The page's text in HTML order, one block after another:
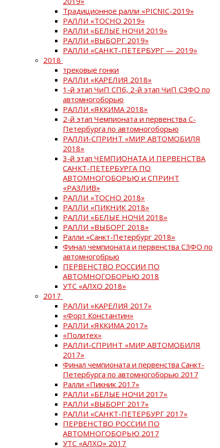
Традиционное ралли «PICNIC-2019»
РАЛЛИ «ТОСНО 2019»
РАЛЛИ «БЕЛЫЕ НОЧИ 2019»
РАЛЛИ «ВЫБОРГ 2019»
РАЛЛИ «САНКТ-ПЕТЕРБУРГ — 2019»
2018
трековые гонки
РАЛЛИ «КАРЕЛИЯ 2018»
1-й этап ЧиП СПб, 2-й этап ЧиП СЗФО по
автомногоборью
РАЛЛИ «ЯККИМА 2018»
2-й этап Чемпионата и первенства С-
Петербурга по автомногоборью
РАЛЛИ-СПРИНТ «МИР АВТОМОБИЛЯ
2018»
3-й этап ЧЕМПИОНАТА И ПЕРВЕНСТВА
САНКТ-ПЕТЕРБУРГА ПО
АВТОМНОГОБОРЬЮ и СПРИНТ
«РАЗЛИВ»
РАЛЛИ «ТОСНО 2018»
РАЛЛИ «ПИКНИК 2018»
РАЛЛИ «БЕЛЫЕ НОЧИ 2018»
РАЛЛИ «ВЫБОРГ 2018»
Ралли «Санкт-Петербург 2018»
Финал чемпионата и первенства СЗФО по
автомногобрью
ПЕРВЕНСТВО РОССИИ ПО
АВТОМНОГОБОРЬЮ 2018
УТС «АЛХО 2018»
2017
РАЛЛИ «КАРЕЛИЯ 2017»
«Форт Константин»
РАЛЛИ «ЯККИМА 2017»
«Политех»
РАЛЛИ-СПРИНТ «МИР АВТОМОБИЛЯ
2017»
Финал чемпионата и первенства Санкт-
Петербурга по автомногоборью 2017
Ралли «Пикник 2017»
РАЛЛИ «БЕЛЫЕ НОЧИ 2017»
РАЛЛИ «ВЫБОРГ 2017»
РАЛЛИ «САНКТ-ПЕТЕРБУРГ 2017»
ПЕРВЕНСТВО РОССИИ ПО
АВТОМНОГОБОРЬЮ 2017
УТС «АЛХО» 2017